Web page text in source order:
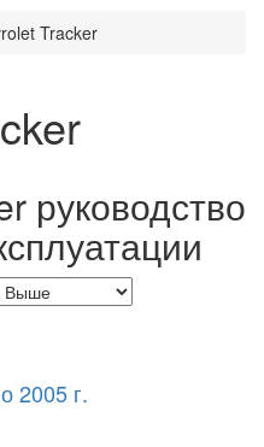
Tracker
руководство
2005 г.